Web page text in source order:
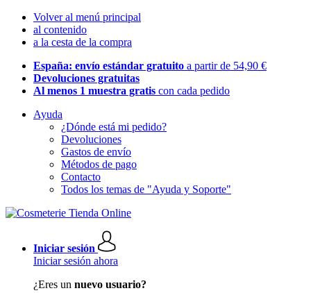
Volver al menú principal
al contenido
a la cesta de la compra
España: envío estándar gratuito a partir de 54,90 €
Devoluciones gratuitas
Al menos 1 muestra gratis con cada pedido
Ayuda
¿Dónde está mi pedido?
Devoluciones
Gastos de envío
Métodos de pago
Contacto
Todos los temas de "Ayuda y Soporte"
Iniciar sesión
Iniciar sesión ahora
¿Eres un nuevo usuario?